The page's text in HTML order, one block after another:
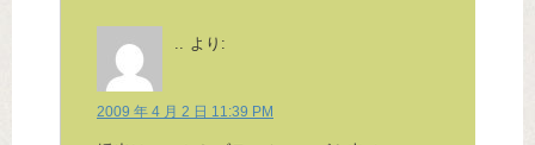
.. より:
2009 年 4 月 2 日 11:39 PM